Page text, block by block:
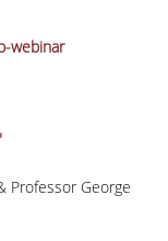
webinar
Professor George